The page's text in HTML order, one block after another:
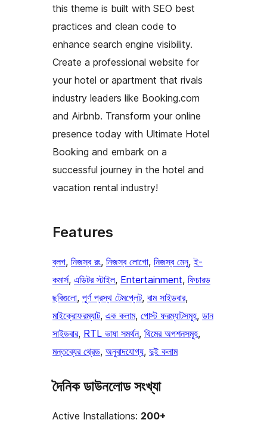
this theme is built with SEO best
practices and clean code to
enhance search engine visibility.
Create a professional website for
your hotel or apartment that rivals
industry leaders like Booking.com
and Airbnb. Transform your online
presence today with Ultimate Hotel
Booking and embark on a
successful journey in the hotel and
vacation rental industry!
Features
ব্লগ, নিজস্ব রং, নিজস্ব লোগো, নিজস্ব মেনু, ই-
কমার্স, এডিটর স্টাইল, Entertainment, ফিচারড
ছবিগুলো, পূর্ণ প্রস্থ টেমপ্লেট, বাম সাইডবার
মাইক্রোফরম্যাট, এক কলাম, পোস্ট ফরম্যাটসমূহ, ডান
সাইডবার, RTL ভাষা সমর্থন, থিমের অপশনসমূহ
মন্তব্যের থ্রেড, অনুবাদযোগ্য, দুই কলাম
দৈনিক ডাউনলোড সংখ্যা
Active Installations: 200+